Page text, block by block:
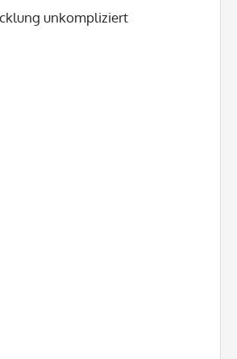
unkompliziert